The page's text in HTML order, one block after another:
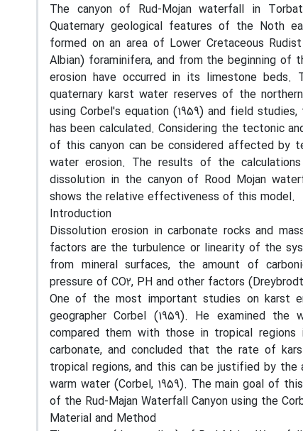
The canyon of Rud-Mojan waterfall in
Quaternary geological features of the Noth
formed on an area of Lower Cretaceous
Albian) foraminifera, and from the beginning of
erosion have occurred in its limestone
quaternary karst water reserves of the
using Corbel's equation (1959) and field
has been calculated. Considering the tectonic
of this canyon can be considered affected by
water erosion. The results of the
dissolution in the canyon of Rood Mojan
shows the relative effectiveness of this model.
Introduction
Dissolution erosion in carbonate rocks and
factors are the turbulence or linearity of the
from mineral surfaces, the amount of
pressure of CO2, PH and other factors
One of the most important studies on karst
geographer Corbel (1959). He examined
compared them with those in tropical
carbonate, and concluded that the rate of
tropical regions, and this can be justified by
warm water (Corbel, 1959). The main goal of
of the Rud-Majan Waterfall Canyon using the
Material and Method